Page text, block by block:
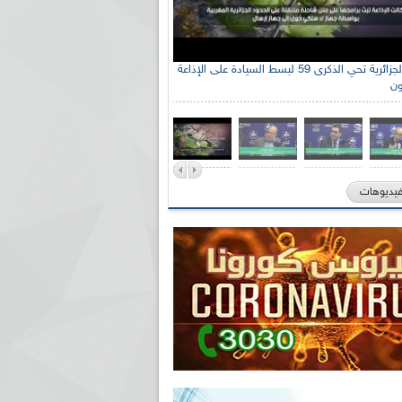
الإذاعة الجزائرية تحي الذكرى 59 لبسط السيادة على الإذاعة